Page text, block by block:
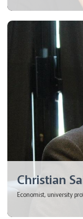
Christian
Economist, university